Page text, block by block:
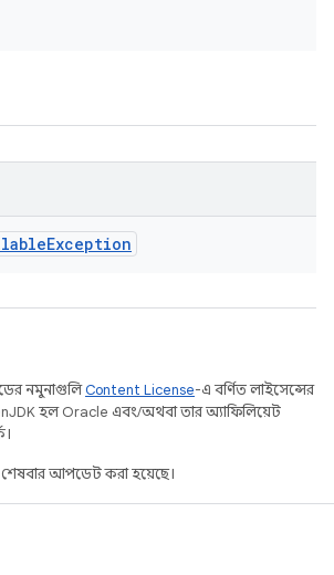
Exception
নমুনাগুলিContent License-এ বর্ণিত লাইসেন্সের
হল Oracle এবং/অথবা তার অ্যাফিলিয়েট
আপডেট করা হয়েছে।